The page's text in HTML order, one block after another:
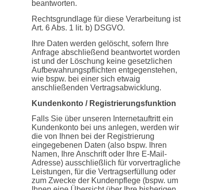
beantworten.
Rechtsgrundlage für diese Verarbeitung ist
Art. 6 Abs. 1 lit. b) DSGVO.
Ihre Daten werden gelöscht, sofern Ihre
Anfrage abschließend beantwortet worden
ist und der Löschung keine gesetzlichen
Aufbewahrungspflichten entgegenstehen,
wie bspw. bei einer sich etwaig
anschließenden Vertragsabwicklung.
Kundenkonto / Registrierungsfunktion
Falls Sie über unseren Internetauftritt ein
Kundenkonto bei uns anlegen, werden wir
die von Ihnen bei der Registrierung
eingegebenen Daten (also bspw. Ihren
Namen, Ihre Anschrift oder Ihre E-Mail-
Adresse) ausschließlich für vorvertragliche
Leistungen, für die Vertragserfüllung oder
zum Zwecke der Kundenpflege (bspw. um